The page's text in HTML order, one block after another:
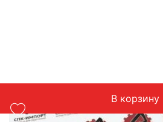
В корзину